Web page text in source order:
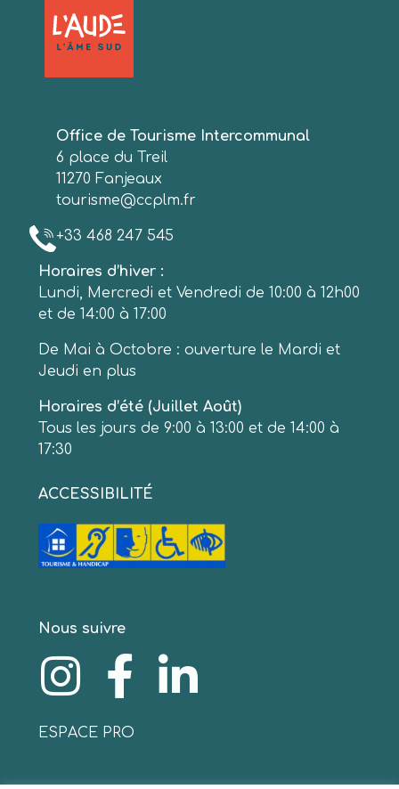
Office de Tourisme Intercommunal
6 place du Treil
11270 Fanjeaux
tourisme@ccplm.fr
+33 468 247 545
Horaires d’hiver :
Lundi, Mercredi et Vendredi de 10:00 à 12h00
et de 14:00 à 17:00
De Mai à Octobre : ouverture le Mardi et
Jeudi en plus
Horaires d’été (Juillet Août)
Tous les jours de 9:00 à 13:00 et de 14:00 à
17:30
ACCESSIBILITÉ
Nous suivre
ESPACE PRO